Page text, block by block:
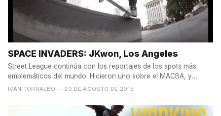
SPACE INVADERS: JKwon, Los Angeles
Street League continúa con los reportajes de los spots más
emblemáticos del mundo. Hicieron uno sobre el MACBA, y
ahora...
IVÁN TORRALBO — 20 DE AGOSTO DE 2015